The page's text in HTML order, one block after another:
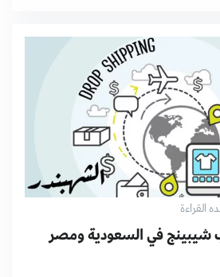
شيبينج في السعودية ومصر